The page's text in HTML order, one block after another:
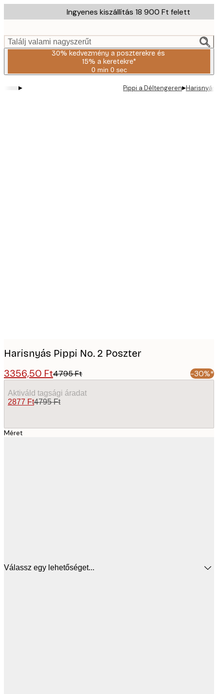
to
content.
Ingyenes kiszállítás 18 900 Ft felett
Találj valami nagyszerűt
30% kedvezmény a poszterekre és
15% a keretekre*
0 min 0 sec
Érvényes:
▸ Pippi a Déltengeren▸Harisnyás
Harisnyás Pippi No. 2 Poszter
3356,50 Ft4795 Ft -30%*
Aktiváld tagsági áradat
2877 Ft4795 Ft
Méret
Válassz egy lehetőséget...